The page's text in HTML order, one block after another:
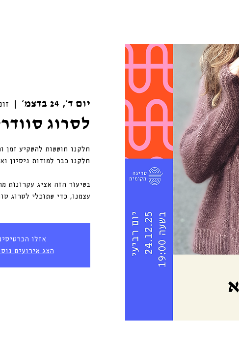
יום ד׳, 24 בדצמ׳
  |
לסרוג
חלקנו חוששות להשקיע זמן
בשיעור הזה אציג עקרונות
עצמנו, כדי שתוכלי לסרוג
אזלו
הצג אירועים